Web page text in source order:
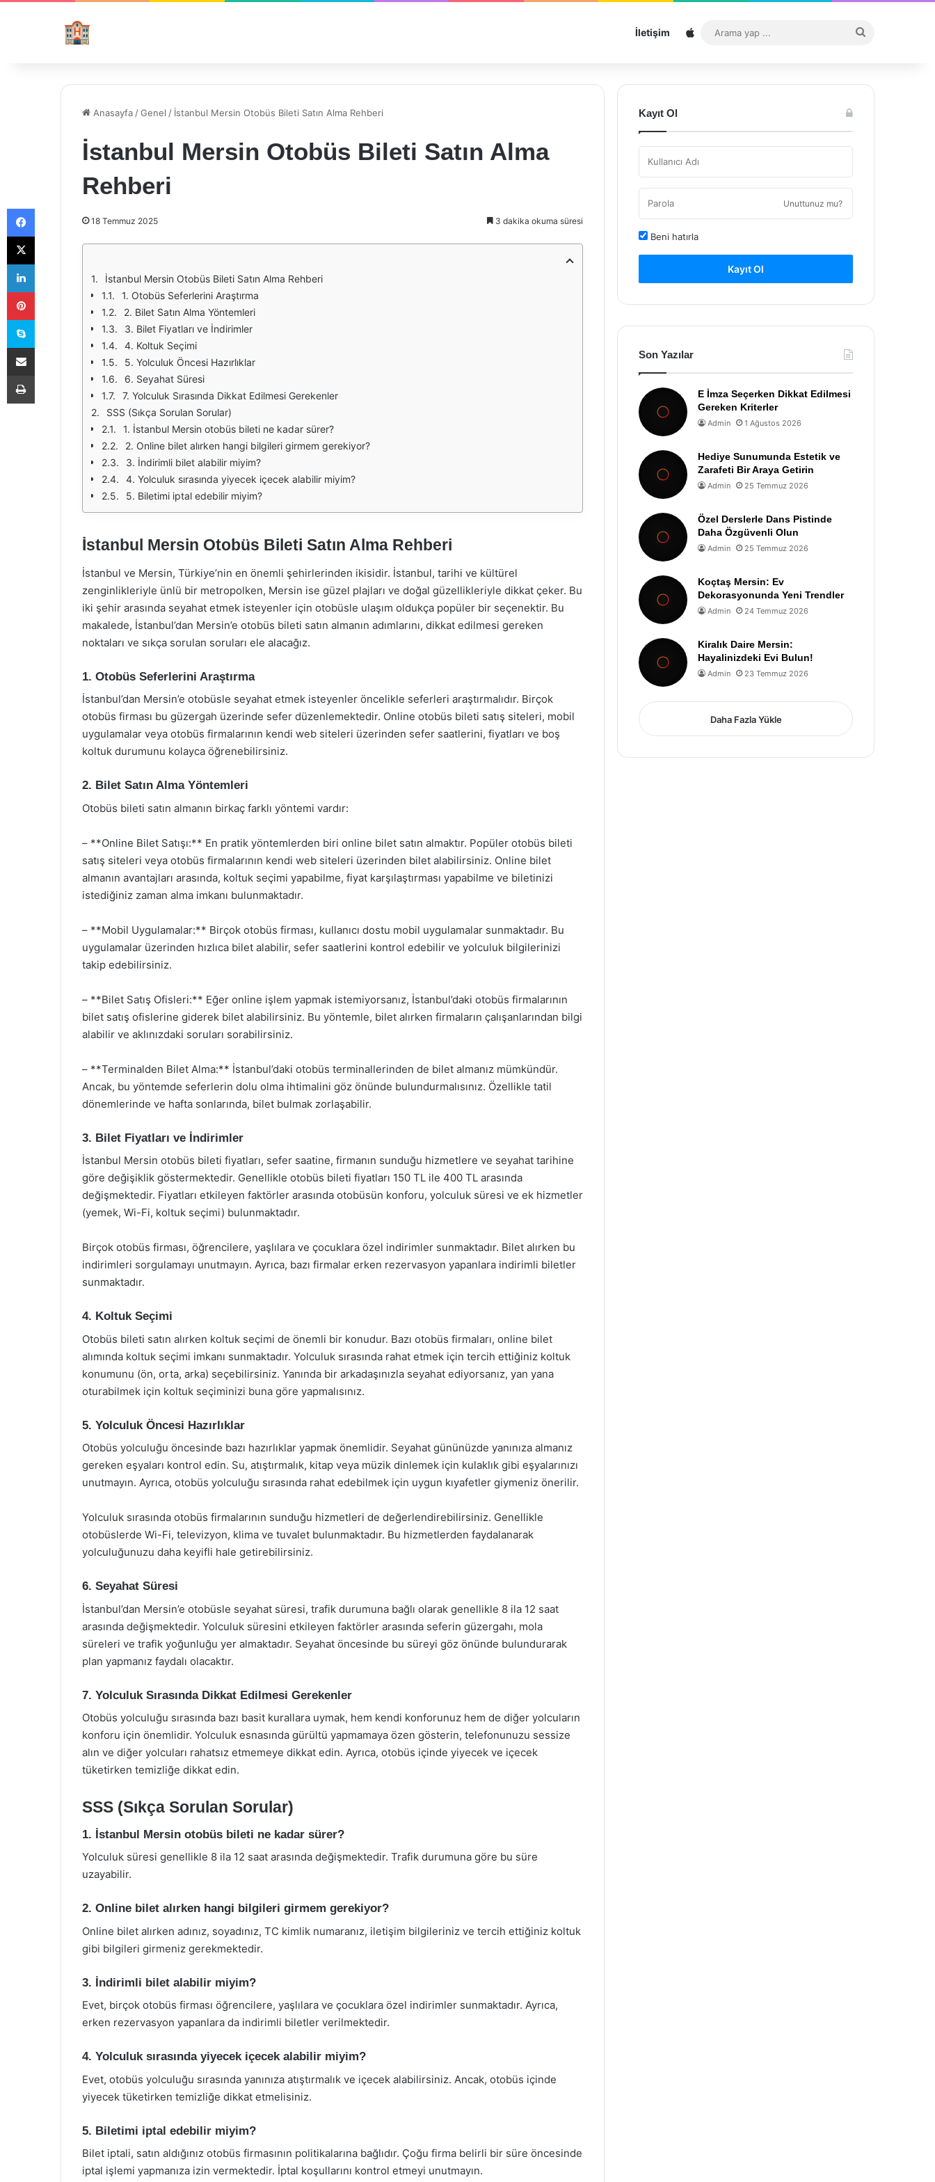
İletişim Sitemap
...
Anasayfa /Genel / İstanbul Mersin Otobüs Bileti Satın Alma Rehberi
İstanbul Mersin Otobüs Bileti Satın Alma
Rehberi
18 Temmuz 2025 3 dakika okuma süresi
İstanbul Mersin Otobüs Bileti Satın Alma Rehberi
1. Otobüs Seferlerini Araştırma
2. Bilet Satın Alma Yöntemleri
3. Bilet Fiyatları ve İndirimler
4. Koltuk Seçimi
5. Yolculuk Öncesi Hazırlıklar
6. Seyahat Süresi
7. Yolculuk Sırasında Dikkat Edilmesi Gerekenler
SSS (Sıkça Sorulan Sorular)
1. İstanbul Mersin otobüs bileti ne kadar sürer?
2. Online bilet alırken hangi bilgileri girmem gerekiyor?
3. İndirimli bilet alabilir miyim?
4. Yolculuk sırasında yiyecek içecek alabilir miyim?
5. Biletimi iptal edebilir miyim?
İstanbul Mersin Otobüs Bileti Satın Alma Rehberi
İstanbul ve Mersin, Türkiye’nin en önemli şehirlerinden ikisidir. İstanbul, tarihi ve kültürel
zenginlikleriyle ünlü bir metropolken, Mersin ise güzel plajları ve doğal güzellikleriyle dikkat çeker. Bu
iki şehir arasında seyahat etmek isteyenler için otobüsle ulaşım oldukça popüler bir seçenektir. Bu
makalede, İstanbul’dan Mersin’e otobüs bileti satın almanın adımlarını, dikkat edilmesi gereken
noktaları ve sıkça sorulan soruları ele alacağız.
1. Otobüs Seferlerini Araştırma
İstanbul’dan Mersin’e otobüsle seyahat etmek isteyenler öncelikle seferleri araştırmalıdır. Birçok
otobüs firması bu güzergah üzerinde sefer düzenlemektedir. Online otobüs bileti satış siteleri, mobil
uygulamalar veya otobüs firmalarının kendi web siteleri üzerinden sefer saatlerini, fiyatları ve boş
koltuk durumunu kolayca öğrenebilirsiniz.
2. Bilet Satın Alma Yöntemleri
Otobüs bileti satın almanın birkaç farklı yöntemi vardır:
– **Online Bilet Satışı:** En pratik yöntemlerden biri online bilet satın almaktır. Popüler otobüs bileti
satış siteleri veya otobüs firmalarının kendi web siteleri üzerinden bilet alabilirsiniz. Online bilet
almanın avantajları arasında, koltuk seçimi yapabilme, fiyat karşılaştırması yapabilme ve biletinizi
istediğiniz zaman alma imkanı bulunmaktadır.
– **Mobil Uygulamalar:** Birçok otobüs firması, kullanıcı dostu mobil uygulamalar sunmaktadır. Bu
uygulamalar üzerinden hızlıca bilet alabilir, sefer saatlerini kontrol edebilir ve yolculuk bilgilerinizi
takip edebilirsiniz.
– **Bilet Satış Ofisleri:** Eğer online işlem yapmak istemiyorsanız, İstanbul’daki otobüs firmalarının
bilet satış ofislerine giderek bilet alabilirsiniz. Bu yöntemle, bilet alırken firmaların çalışanlarından bilgi
alabilir ve aklınızdaki soruları sorabilirsiniz.
– **Terminalden Bilet Alma:** İstanbul’daki otobüs terminallerinden de bilet almanız mümkündür.
Ancak, bu yöntemde seferlerin dolu olma ihtimalini göz önünde bulundurmalısınız. Özellikle tatil
dönemlerinde ve hafta sonlarında, bilet bulmak zorlaşabilir.
3. Bilet Fiyatları ve İndirimler
İstanbul Mersin otobüs bileti fiyatları, sefer saatine, firmanın sunduğu hizmetlere ve seyahat tarihine
göre değişiklik göstermektedir. Genellikle otobüs bileti fiyatları 150 TL ile 400 TL arasında
değişmektedir. Fiyatları etkileyen faktörler arasında otobüsün konforu, yolculuk süresi ve ek hizmetler
(yemek, Wi-Fi, koltuk seçimi) bulunmaktadır.
Birçok otobüs firması, öğrencilere, yaşlılara ve çocuklara özel indirimler sunmaktadır. Bilet alırken bu
indirimleri sorgulamayı unutmayın. Ayrıca, bazı firmalar erken rezervasyon yapanlara indirimli biletler
sunmaktadır.
4. Koltuk Seçimi
Otobüs bileti satın alırken koltuk seçimi de önemli bir konudur. Bazı otobüs firmaları, online bilet
alımında koltuk seçimi imkanı sunmaktadır. Yolculuk sırasında rahat etmek için tercih ettiğiniz koltuk
konumunu (ön, orta, arka) seçebilirsiniz. Yanında bir arkadaşınızla seyahat ediyorsanız, yan yana
oturabilmek için koltuk seçiminizi buna göre yapmalısınız.
5. Yolculuk Öncesi Hazırlıklar
Otobüs yolculuğu öncesinde bazı hazırlıklar yapmak önemlidir. Seyahat gününüzde yanınıza almanız
gereken eşyaları kontrol edin. Su, atıştırmalık, kitap veya müzik dinlemek için kulaklık gibi eşyalarınızı
unutmayın. Ayrıca, otobüs yolculuğu sırasında rahat edebilmek için uygun kıyafetler giymeniz önerilir.
Yolculuk sırasında otobüs firmalarının sunduğu hizmetleri de değerlendirebilirsiniz. Genellikle
otobüslerde Wi-Fi, televizyon, klima ve tuvalet bulunmaktadır. Bu hizmetlerden faydalanarak
yolculuğunuzu daha keyifli hale getirebilirsiniz.
6. Seyahat Süresi
İstanbul’dan Mersin’e otobüsle seyahat süresi, trafik durumuna bağlı olarak genellikle 8 ila 12 saat
arasında değişmektedir. Yolculuk süresini etkileyen faktörler arasında seferin güzergahı, mola
süreleri ve trafik yoğunluğu yer almaktadır. Seyahat öncesinde bu süreyi göz önünde bulundurarak
plan yapmanız faydalı olacaktır.
7. Yolculuk Sırasında Dikkat Edilmesi Gerekenler
Otobüs yolculuğu sırasında bazı basit kurallara uymak, hem kendi konforunuz hem de diğer yolcuların
konforu için önemlidir. Yolculuk esnasında gürültü yapmamaya özen gösterin, telefonunuzu sessize
alın ve diğer yolcuları rahatsız etmemeye dikkat edin. Ayrıca, otobüs içinde yiyecek ve içecek
tüketirken temizliğe dikkat edin.
SSS (Sıkça Sorulan Sorular)
1. İstanbul Mersin otobüs bileti ne kadar sürer?
Yolculuk süresi genellikle 8 ila 12 saat arasında değişmektedir. Trafik durumuna göre bu süre
uzayabilir.
2. Online bilet alırken hangi bilgileri girmem gerekiyor?
Online bilet alırken adınız, soyadınız, TC kimlik numaranız, iletişim bilgileriniz ve tercih ettiğiniz koltuk
gibi bilgileri girmeniz gerekmektedir.
3. İndirimli bilet alabilir miyim?
Evet, birçok otobüs firması öğrencilere, yaşlılara ve çocuklara özel indirimler sunmaktadır. Ayrıca,
erken rezervasyon yapanlara da indirimli biletler verilmektedir.
4. Yolculuk sırasında yiyecek içecek alabilir miyim?
Evet, otobüs yolculuğu sırasında yanınıza atıştırmalık ve içecek alabilirsiniz. Ancak, otobüs içinde
yiyecek tüketirken temizliğe dikkat etmelisiniz.
5. Biletimi iptal edebilir miyim?
Bilet iptali, satın aldığınız otobüs firmasının politikalarına bağlıdır. Çoğu firma belirli bir süre öncesinde
iptal işlemi yapmanıza izin vermektedir. İptal koşullarını kontrol etmeyi unutmayın.
Kayıt Ol
Unuttunuz mu?
Beni hatırla
Kayıt Ol
Son Yazılar
E İmza Seçerken Dikkat Edilmesi
Gereken Kriterler
Admin 1 Ağustos 2026
Hediye Sunumunda Estetik ve
Zarafeti Bir Araya Getirin
Admin 25 Temmuz 2026
Özel Derslerle Dans Pistinde
Daha Özgüvenli Olun
Admin 25 Temmuz 2026
Koçtaş Mersin: Ev
Dekorasyonunda Yeni Trendler
Admin 24 Temmuz 2026
Kiralık Daire Mersin:
Hayalinizdeki Evi Bulun!
Admin 23 Temmuz 2026
Daha Fazla Yükle
Facebook
X
LinkedIn
Pinterest
Skype
E-Posta ile paylaş